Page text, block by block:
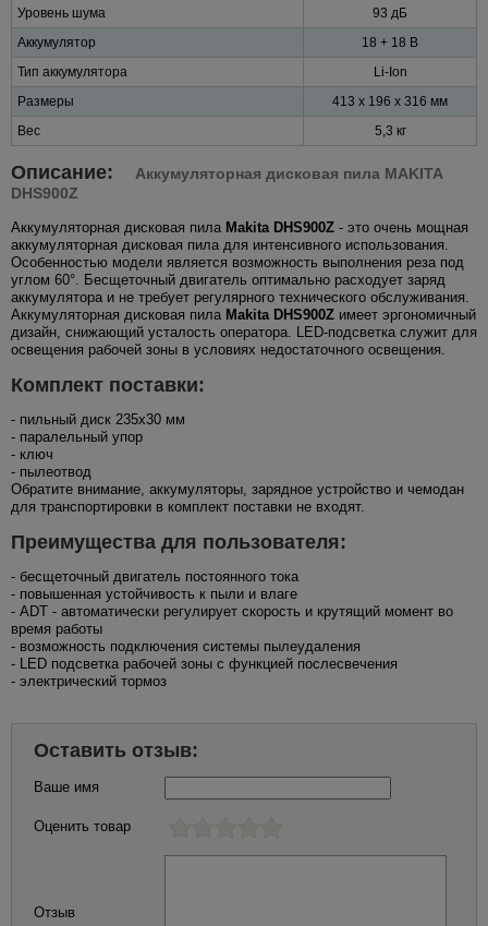
Уровень шума
93 дБ
Аккумулятор
18 + 18 В
Тип аккумулятора
Li-Ion
Размеры
413 x 196 x 316 мм
Вес
5,3 кг
Описание:
Аккумуляторная дисковая пила MAKITA
DHS900Z
Аккумуляторная дисковая пила Makita DHS900Z - это очень мощная
аккумуляторная дисковая пила для интенсивного использования.
Особенностью модели является возможность выполнения реза под
углом 60°. Бесщеточный двигатель оптимально расходует заряд
аккумулятора и не требует регулярного технического обслуживания.
Аккумуляторная дисковая пила Makita DHS900Z имеет эргономичный
дизайн, снижающий усталость оператора. LED-подсветка служит для
освещения рабочей зоны в условиях недостаточного освещения.
Комплект поставки:
- пильный диск 235х30 мм
- паралельный упор
- ключ
- пылеотвод
Обратите внимание, аккумуляторы, зарядное устройство и чемодан
для транспортировки в комплект поставки не входят.
Преимущества для пользователя:
- бесщеточный двигатель постоянного тока
- повышенная устойчивость к пыли и влаге
- ADT - автоматически регулирует скорость и крутящий момент во
время работы
- возможность подключения системы пылеудаления
- LED подсветка рабочей зоны с функцией послесвечения
- электрический тормоз
Оставить отзыв:
Ваше имя
Оценить товар
Отзыв